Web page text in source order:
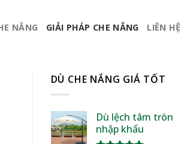
NẮNG GIẢI PHÁP CHE NẮNG LIÊN HỆ
DÙ CHE NẮNG GIÁ TỐT
Dù lệch tâm tròn
nhập khẩu